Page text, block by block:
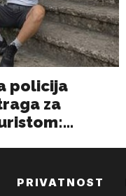
PRIVATNOST